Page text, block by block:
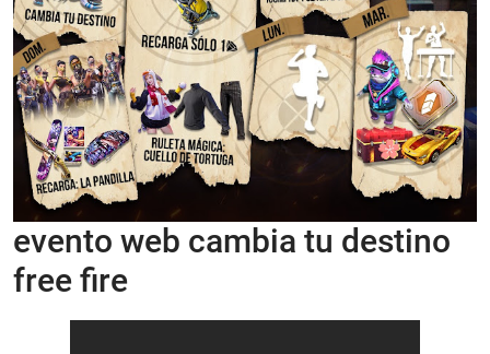
evento web cambia tu destino
free fire